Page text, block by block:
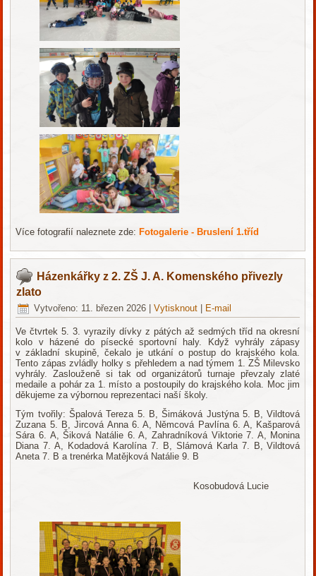
Více fotografií naleznete zde:Fotogalerie - Bruslení 1.tříd
Házenkářky z 2. ZŠ J. A. Komenského přivezly
zlato
Vytvořeno: 11. březen 2026 |Vytisknout E-mail
Ve čtvrtek 5. 3. vyrazily dívky z pátých až sedmých tříd na okresní
kolo v házené do písecké sportovní haly. Když vyhrály zápasy
v základní skupině, čekalo je utkání o postup do krajského kola.
Tento zápas zvládly holky s přehledem a nad týmem 1. ZŠ Milevsko
vyhrály. Zaslouženě si tak od organizátorů turnaje převzaly zlaté
medaile a pohár za 1. místo a postoupily do krajského kola. Moc jim
děkujeme za výbornou reprezentaci naší školy.
Tým tvořily: Špalová Tereza 5. B, Šimáková Justýna 5. B, Vildtová
Zuzana 5. B, Jircová Anna 6. A, Němcová Pavlína 6. A, Kašparová
Sára 6. A, Šiková Natálie 6. A, Zahradníková Viktorie 7. A, Monina
Diana 7. A, Kodadová Karolína 7. B, Slámová Karla 7. B, Vildtová
Aneta 7. B a trenérka Matějková Natálie 9. B
Kosobudová Lucie